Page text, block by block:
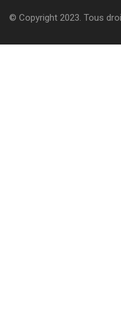
© Copyright 2023. Tous